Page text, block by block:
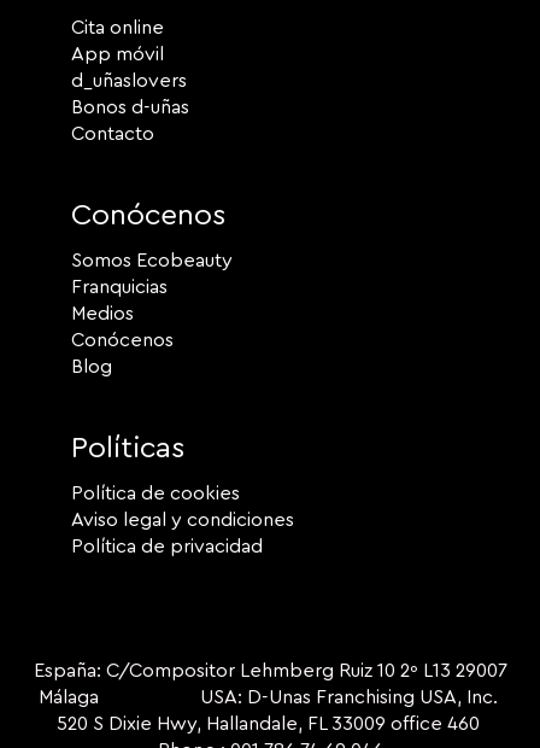
Cita online
App móvil
d_uñaslovers
Bonos d-uñas
Contacto
Conócenos
Somos Ecobeauty
Franquicias
Medios
Conócenos
Blog
Políticas
Política de cookies
Aviso legal y condiciones
Política de privacidad
España: C/Compositor Lehmberg Ruiz 10 2º L13 29007
Málaga USA: D-Unas Franchising USA, Inc.
520 S Dixie Hwy, Hallandale, FL 33009 office 460